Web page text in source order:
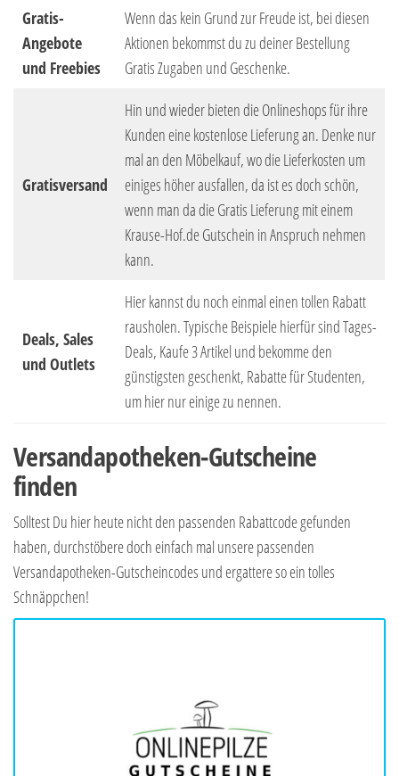
Gratis-
Angebote
und Freebies
Wenn das kein Grund zur Freude ist, bei diesen
Aktionen bekommst du zu deiner Bestellung
Gratis Zugaben und Geschenke.
Gratisversand
Hin und wieder bieten die Onlineshops für ihre
Kunden eine kostenlose Lieferung an. Denke nur
mal an den Möbelkauf, wo die Lieferkosten um
einiges höher ausfallen, da ist es doch schön,
wenn man da die Gratis Lieferung mit einem
Krause-Hof.de Gutschein in Anspruch nehmen
kann.
Deals, Sales
und Outlets
Hier kannst du noch einmal einen tollen Rabatt
rausholen. Typische Beispiele hierfür sind Tages-
Deals, Kaufe 3 Artikel und bekomme den
günstigsten geschenkt, Rabatte für Studenten,
um hier nur einige zu nennen.
Versandapotheken-Gutscheine
finden
Solltest Du hier heute nicht den passenden Rabattcode gefunden
haben, durchstöbere doch einfach mal unsere passenden
Versandapotheken-Gutscheincodes und ergattere so ein tolles
Schnäppchen!